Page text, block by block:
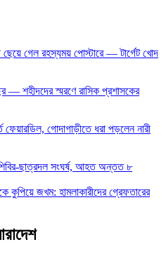
ছেয়ে গেল রহস্যময় পোস্টারে — টার্গেট খোদ
— শহীদদের স্মরণে রাসিক প্রশাসকের
ফেয়ারডিল, গোদাগাড়ীতে ধরা পড়লেন নারী
ছাত্রদল সংঘর্ষ, আহত অন্তত ৮
কুপিয়ে জখম: হামলাকারীদের গ্রেফতারের